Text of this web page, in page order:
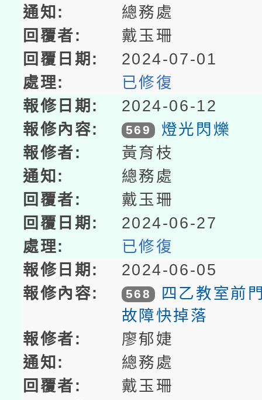
總務處
戴玉珊
2024-07-01
已修復
2024-06-12
569 燈光閃爍
黃育枝
總務處
戴玉珊
2024-06-27
已修復
2024-06-05
568
四乙教室前
故障快掉落
廖郁婕
總務處
戴玉珊